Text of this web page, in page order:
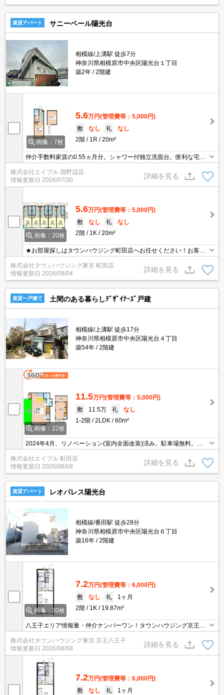
賃貸アパート サニーベール陽光台
相模線/上溝駅 徒歩7分
神奈川県相模原市中央区陽光台１丁目
築2年
2階建
画像：7枚
5.6万円(管理費等：5,000円)
敷
なし 礼
なし
2階
1R 20m²
仲介手数料家賃の0.55ヵ月分。シャワー付独立洗面台。便利な宅配
BOX。町内会費4,800円/2年。敷地内防犯カメラ設置。インターネッ
ト無料使い放題。敷金・礼金なし。引越指定業者あり。
株式会社エイブル 淵野辺店
情報更新日 2026/07/30
詳細を見る
画像：20枚
5.6万円(管理費等：5,000円)
敷
なし 礼
なし
2階
1K 20m²
★お部屋探しはタウンハウジング町田店へお任せください！お客様
のご条件にピッタリなお部屋をご紹介可能です！！お引越しのプロ
が精一杯お手伝いさせていただきます！！★
株式会社タウンハウジング東京 町田店
情報更新日 2026/08/04
詳細を見る
賃貸一戸建て 土間のある暮らしﾃﾞｻﾞｲﾅｰｽﾞ戸建
相模線/上溝駅 徒歩17分
神奈川県相模原市中央区陽光台４丁目
築54年
2階建
画像：22枚
11.5万円(管理費等：5,000円)
敷
11.5万 礼
なし
1-2階
2LDK 60m²
2024年4月、リノベーション(室内全面改装)済み。駐車場無料。ス
分増。ルームシェア相談可。初期費用・家賃カード払い可。人気の
戸建。
株式会社エイブル 町田店
情報更新日 2026/08/08
詳細を見る
賃貸アパート レオパレス陽光台
相模線/番田駅 徒歩28分
神奈川県相模原市中央区陽光台６丁目
築16年
2階建
画像：30枚
7.2万円(管理費等：6,000円)
敷
なし 礼
1ヶ月
2階
1K 19.87m²
八王子エリア情報量・仲介ナンバーワン！タウンハウジング京王八
です！
株式会社タウンハウジング東京 京王八王子
情報更新日 2026/08/08
詳細を見る
7.2万円(管理費等：6,000円)
敷
なし 礼 1ヶ月